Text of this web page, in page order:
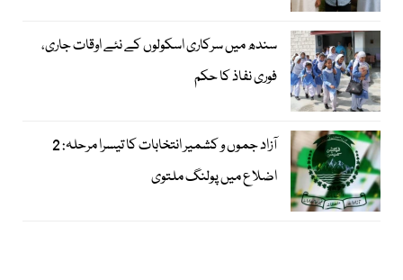
سندھ میں سرکاری اسکولوں کے نئے اوقات جاری،
فوری نفاذ کا حکم
آزاد جموں و کشمیر انتخابات کا تیسرا مرحلہ: 2
اضلاع میں پولنگ ملتوی